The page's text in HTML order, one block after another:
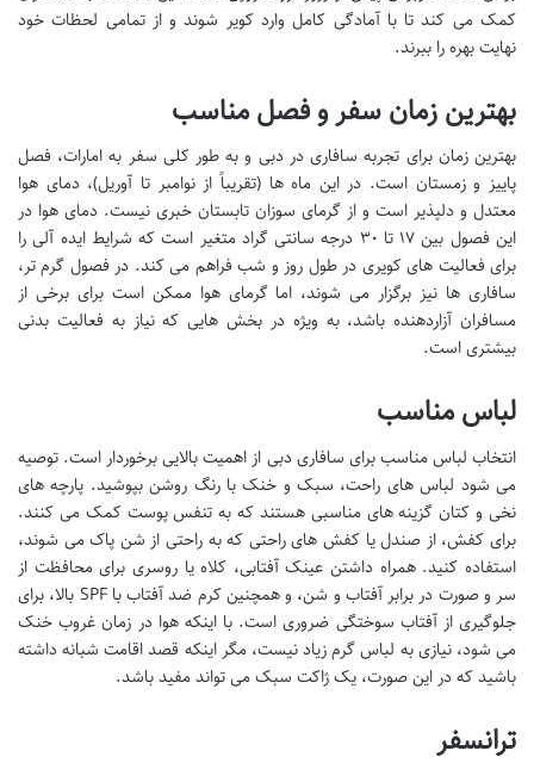
کمک می کند تا با آمادگی کامل وارد کویر شوند و از تمامی لحظات خود
نهایت بهره را ببرند.
بهترین زمان سفر و فصل مناسب
بهترین زمان برای تجربه سافاری در دبی و به طور کلی سفر به امارات، فصل
پاییز و زمستان است. در این ماه ها (تقریباً از نوامبر تا آوریل)، دمای هوا
معتدل و دلپذیر است و از گرمای سوزان تابستان خبری نیست. دمای هوا در
این فصول بین ۱۷ تا ۳۰ درجه سانتی گراد متغیر است که شرایط ایده آلی را
برای فعالیت های کویری در طول روز و شب فراهم می کند. در فصول گرم تر،
سافاری ها نیز برگزار می شوند، اما گرمای هوا ممکن است برای برخی از
مسافران آزاردهنده باشد، به ویژه در بخش هایی که نیاز به فعالیت بدنی
بیشتری است.
لباس مناسب
انتخاب لباس مناسب برای سافاری دبی از اهمیت بالایی برخوردار است. توصیه
می شود لباس های راحت، سبک و خنک با رنگ روشن بپوشید. پارچه های
نخی و کتان گزینه های مناسبی هستند که به تنفس پوست کمک می کنند.
برای کفش، از صندل یا کفش های راحتی که به راحتی از شن پاک می شوند،
استفاده کنید. همراه داشتن عینک آفتابی، کلاه یا روسری برای محافظت از
سر و صورت در برابر آفتاب و شن، و همچنین کرم ضد آفتاب با SPF بالا، برای
جلوگیری از آفتاب سوختگی ضروری است. با اینکه هوا در زمان غروب خنک
می شود، نیازی به لباس گرم زیاد نیست، مگر اینکه قصد اقامت شبانه داشته
باشید که در این صورت، یک ژاکت سبک می تواند مفید باشد.
ترانسفر